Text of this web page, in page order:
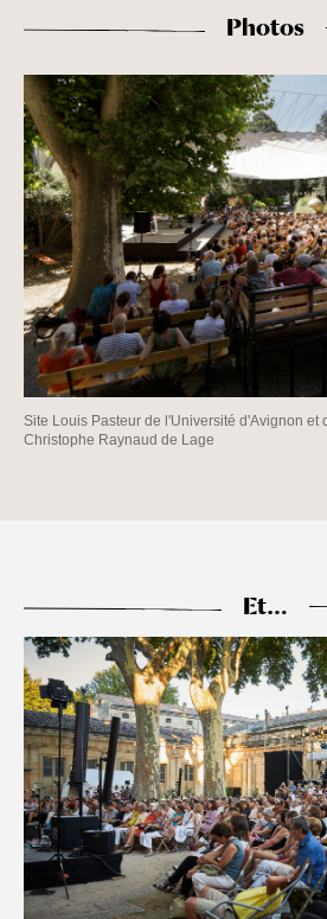
Photos
Site Louis Pasteur de l'Université d'Avignon et
Christophe Raynaud de Lage
Et…